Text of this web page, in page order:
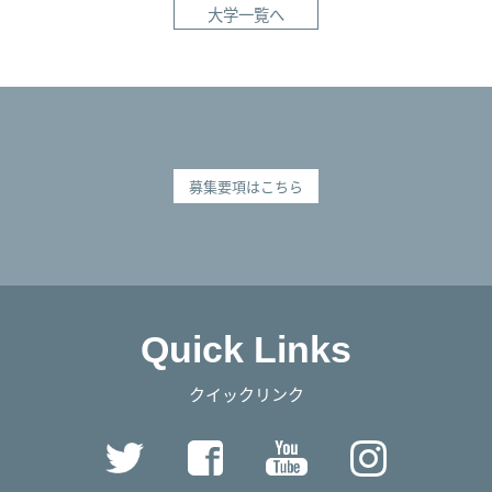
大学一覧へ
募集要項はこちら
Quick Links
クイックリンク
Twitter FacebookYouTube